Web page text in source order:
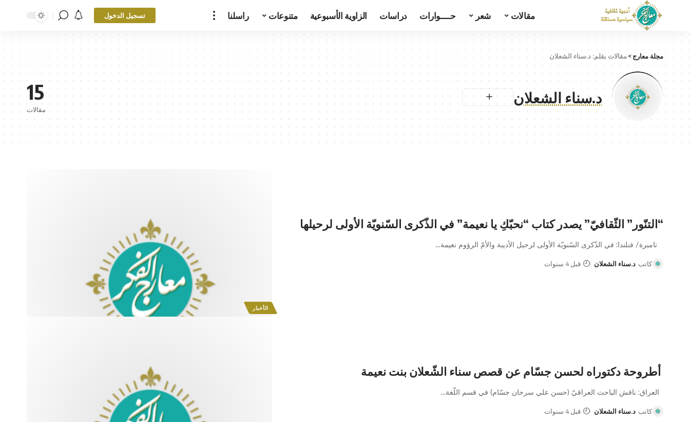
مقالات شعر حــــوارات دراسات الزاوية الأسبوعية متنوعات راسلنا تسجيل الدخول
مجلة معارج>مقالات بقلم: د.سناء الشعلان
د.سناء الشعلان 15
مقالات
الأخبار
“التنّور” الثّقافيّ” يصدر كتاب “نحبّكِ يا نعيمة” في الذّكرى السّنويّة الأولى لرحيلها
تامبرة/ فنلندا: في الذّكرى السّنويّة الأولى لرحيل الأديبة والأمّ الرؤوم نعيمة…
كاتب د.سناء الشعلان قبل 4 سنوات
أطروحة دكتوراه لحسن جسّام عن قصص سناء الشّعلان بنت نعيمة
العراق: ناقش الباحث العراقيّ (حسن علي سرحان جسّام) في قسم اللّغة…
كاتب د.سناء الشعلان قبل 4 سنوات